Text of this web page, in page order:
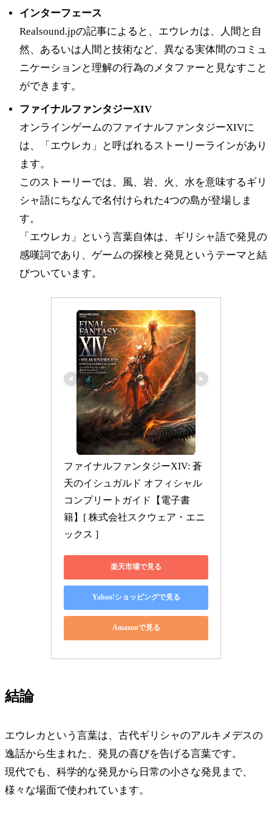
インターフェース
Realsound.jpの記事によると、エウレカは、人間と自
然、あるいは人間と技術など、異なる実体間のコミュ
ニケーションと理解の行為のメタファーと見なすこと
ができます。
ファイナルファンタジーXIV
オンラインゲームのファイナルファンタジーXIVに
は、「エウレカ」と呼ばれるストーリーラインがあり
ます。
このストーリーでは、風、岩、火、水を意味するギリ
シャ語にちなんで名付けられた4つの島が登場しま
す。
「エウレカ」という言葉自体は、ギリシャ語で発見の
感嘆詞であり、ゲームの探検と発見というテーマと結
びついています。
ファイナルファンタジーXIV: 蒼
天のイシュガルド オフィシャル
コンプリートガイド【電子書
籍】[ 株式会社スクウェア・エニ
ックス ]
楽天市場で見る
Yahoo!ショッピングで見る
Amazonで見る
結論
エウレカという言葉は、古代ギリシャのアルキメデスの
逸話から生まれた、発見の喜びを告げる言葉です。
現代でも、科学的な発見から日常の小さな発見まで、
様々な場面で使われています。